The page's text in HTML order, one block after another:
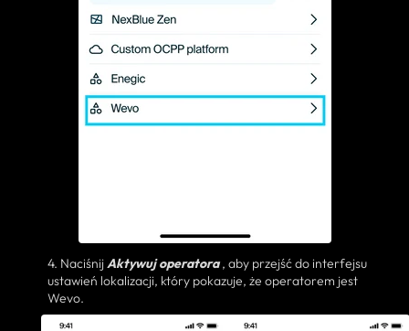
4. NaciśnijAktywuj operatora , aby przejść do interfejsu
ustawień lokalizacji, który pokazuje, że operatorem jest
Wevo.